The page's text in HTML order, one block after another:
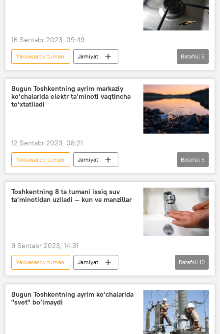
16 Sentabr 2023, 09:49
Yakkasaroy tumani
Jamiyat
O‘zbekiston
Toshkent
gaz
Toshkentda gaz ta’minoti to‘xtatilishi
Yashnobod tumani
Olmazor tumani
Batafsil 5
Bugun Toshkentning ayrim markaziy
ko‘chalarida elektr ta’minoti vaqtincha
to‘xtatiladi
12 Sentabr 2023, 08:21
Yakkasaroy tumani
Jamiyat
O‘zbekiston
Toshkent
elektr energiyasi
Toshkentda elektr ta’minoti o‘chirilishi
Batafsil 5
Toshkentning 8 ta tumani issiq suv
ta’minotidan uziladi — kun va manzillar
9 Sentabr 2023, 14:31
Yakkasaroy tumani
Jamiyat
O‘zbekiston
Toshkent
issiq suv o‘chirilishi
suv
Mirobod tumani
Batafsil 10
Bugun Toshkentning ayrim ko‘chalarida
"svet" bo‘lmaydi